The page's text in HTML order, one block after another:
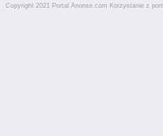
Copyright 2021 Portal Anonse.com Korzystanie z